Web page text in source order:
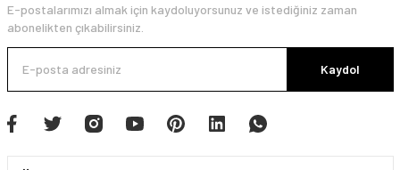
E-postalarımızı almak için kaydoluyorsunuz ve istediğiniz zaman
abonelikten çıkabilirsiniz.
Kaydol